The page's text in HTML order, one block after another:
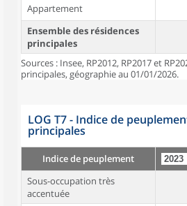
Appartement
Ensemble des résidences
principales
Sources : Insee, RP2012, RP2017 et
principales, géographie au 01/01/2026.
LOG T7 - Indice de
principales
Indice de peuplement
Sous-occupation très
accentuée